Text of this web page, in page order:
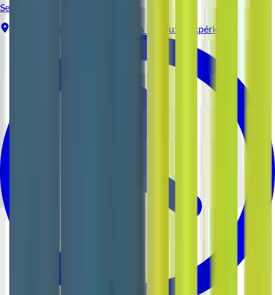
Serveur (H/F)
Thouaré-sur-Loire
Tous niveaux d'expérience